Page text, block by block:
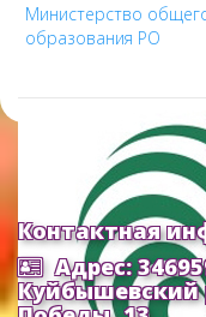
Министерство
образования РО
Контактная
Адрес:
Куйбышевский